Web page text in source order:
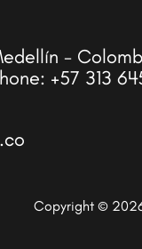
-
+57 313
Copyright ©